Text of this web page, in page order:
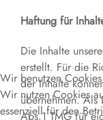
Haftung für
Die Inhalte
erstellt. Für die
der Inhalte
übernehmen. Als
Abs.1 TMG für
Wir benutzen Cookies
Wir nutzen Cookies
essenziell für den